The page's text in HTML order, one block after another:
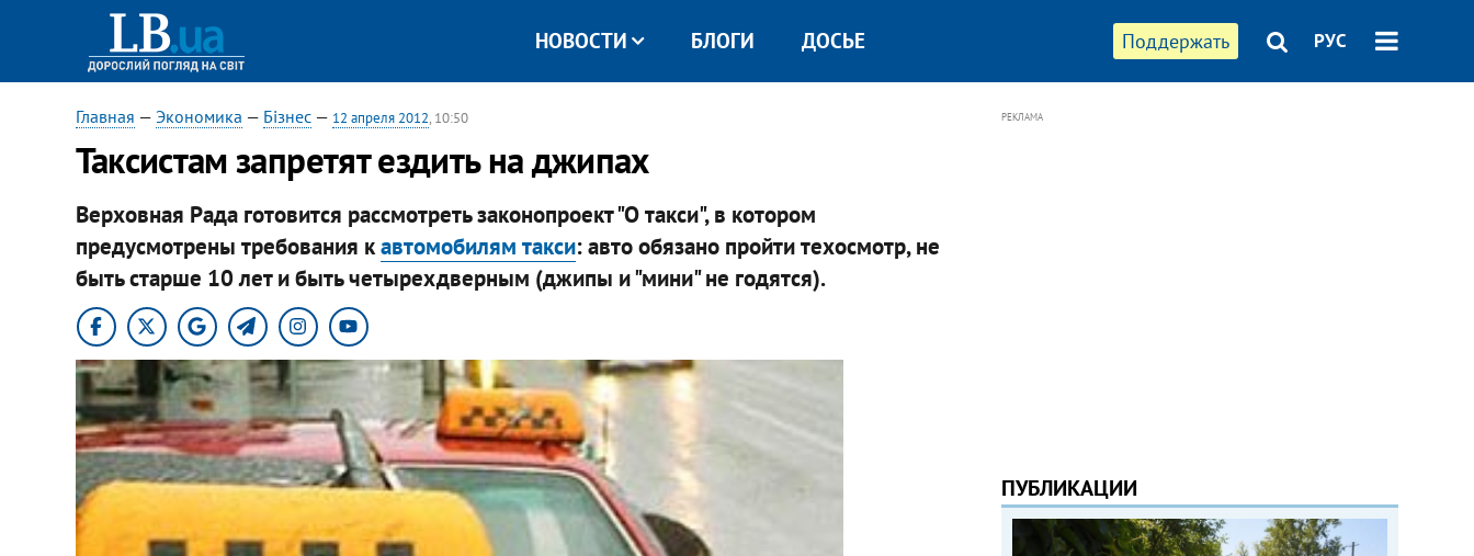
Поддержать РУС
НОВОСТИ БЛОГИ ДОСЬЕ
Главная — Экономика — Бізнес— 12 апреля 2012, 10:50
Таксистам запретят ездить на джипах
Верховная Рада готовится рассмотреть законопроект "О такси", в котором
предусмотрены требования кавтомобилям такси: авто обязано пройти техосмотр, не
быть старше 10 лет и быть четырехдверным (джипы и "мини" не годятся).
РЕКЛАМА
ПУБЛИКАЦИИ